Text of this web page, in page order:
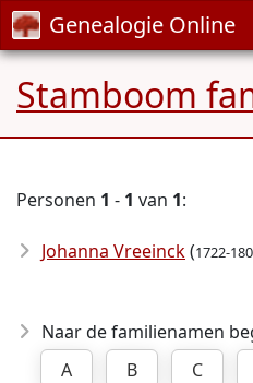
Genealogie Online
Stamboom
Personen 1 - 1 van 1:
Johanna Vreeinck(1722-
Naar de familienamen
A
B C